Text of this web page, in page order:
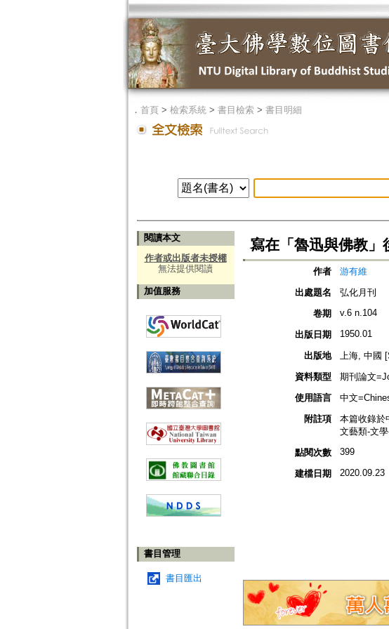
． 首頁> 檢索系統> 書目檢索> 書目明細
閱讀本文
作者或出版者未授權
無法提供閱讀
加值服務
書目管理
書目匯出
寫在「魯迅與佛教」
作者
游有維
出處題名
弘化月刊
卷期
v.6 n.104
出版日期 1950.01
出版地
上海, 中國
資料類型
期刊論文
使用語言
中文
附註項
本篇收錄於
文藝類-文
點閱次數
399
建檔日期 2020.09.23